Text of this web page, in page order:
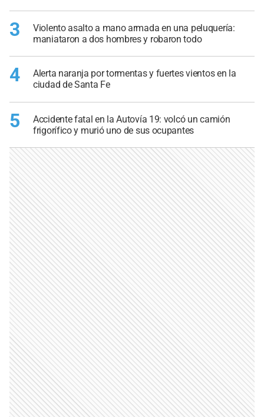
3
Violento asalto a mano armada en una peluquería:
maniataron a dos hombres y robaron todo
4
Alerta naranja por tormentas y fuertes vientos en la
ciudad de Santa Fe
5
Accidente fatal en la Autovía 19: volcó un camión
frigorífico y murió uno de sus ocupantes